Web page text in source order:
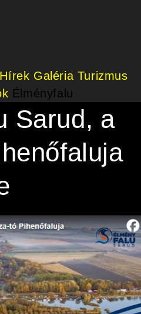
Hírek Galéria Turizmus
Élményfalu
Sarud, a